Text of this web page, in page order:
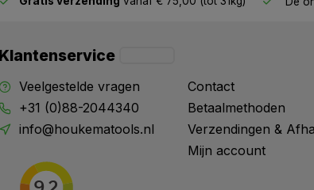
Klantenservice
Veelgestelde vragen
+31 (0)88-2044340
info@houkematools.nl
Contact
Betaalmethoden
Verzendingen &
Mijn account